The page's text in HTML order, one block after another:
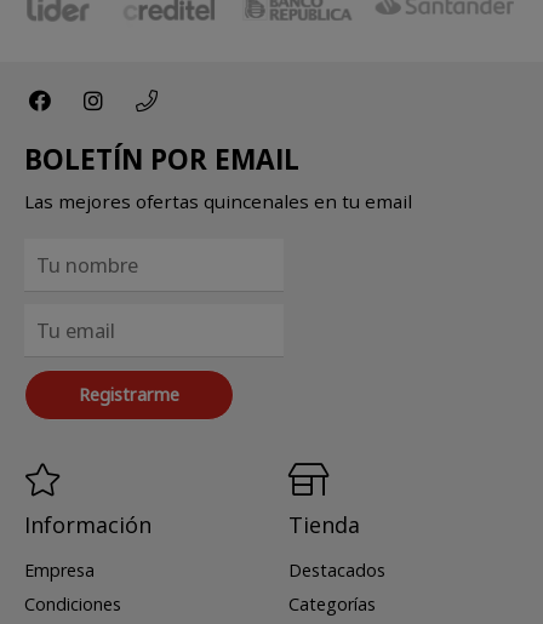
BOLETÍN POR EMAIL
Las mejores ofertas quincenales en tu email
Registrarme
Información
Empresa
Condiciones
Tienda
Destacados
Categorías